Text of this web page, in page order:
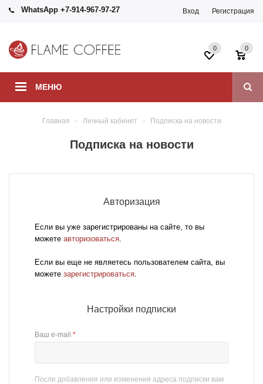
WhatsApp +7-914-967-97-27 Вход Регистрация
МЕНЮ
0
0
Главная - Личный кабинет - Подписка на новости
Подписка на новости
Авторизация
Если вы уже зарегистрированы на сайте, то вы
можете авторизоваться.
Если вы еще не являетесь пользователем сайта, вы
можете зарегистрироваться.
Настройки подписки
Ваш e-mail *
После добавления или изменения адреса подписки вам